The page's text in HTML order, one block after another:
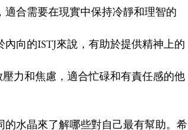
適合需要在現實中保持冷靜和理智的
向的ISTJ來說，有助於提供精神上的
力和焦慮，適合忙碌和有責任感的他
水晶來了解哪些對自己最有幫助。希